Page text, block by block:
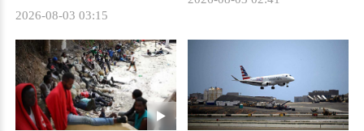
muertos en Ceuta
2026-08-03 03:15